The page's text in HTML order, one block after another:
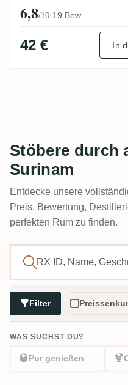
6,8/10·19 Bew.
42 € In
Stöbere durch
Surinam
Entdecke unsere
Preis, Bewertung,
perfekten Rum zu finden.
Filter
WAS SUCHST DU?
🥃 Pur genießen 🍹